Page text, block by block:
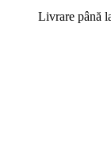
Livrare până